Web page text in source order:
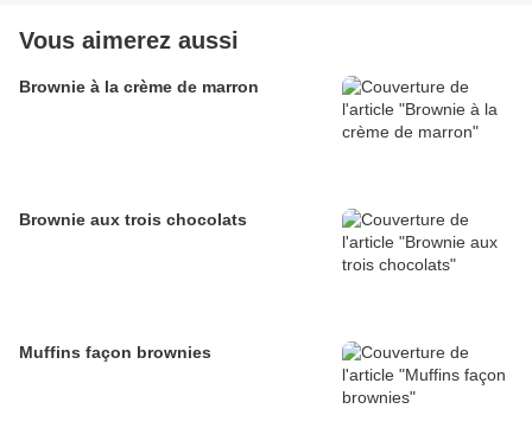
Vous aimerez aussi
Brownie à la crème de marron
Brownie aux trois chocolats
Muffins façon brownies